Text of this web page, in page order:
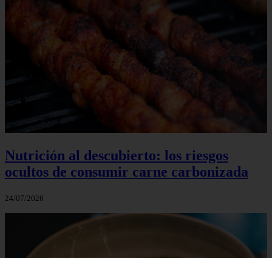
Nutrición al descubierto: los riesgos
ocultos de consumir carne carbonizada
24/07/2026